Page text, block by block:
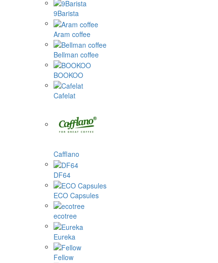
9Barista
Aram coffee
Bellman coffee
BOOKOO
Cafelat
Cafflano
DF64
ECO Capsules
ecotree
Eureka
Fellow